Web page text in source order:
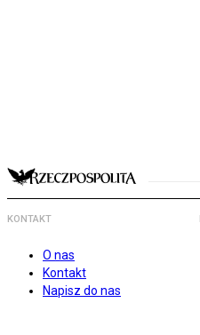
KONTAKT
O nas
Kontakt
Napisz do nas